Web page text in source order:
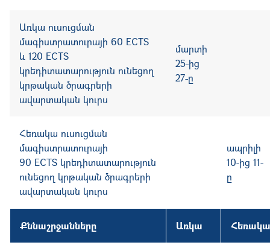
Առկա ուսուցման
մագիստրատուրայի 60 ECTS
և 120 ECTS
կրեդիտատարություն ունեցող
կրթական ծրագրերի
ավարտական կուրս
մարտի
25-ից
27-ը
Հեռակա ուսուցման
մագիստրատուրայի
90 ECTS կրեդիտատարություն
ունեցող կրթական ծրագրերի
ավարտական կուրս
ապրիլի
10-ից 11-
ը
Քննաշրջանները Առկա Հեռակա